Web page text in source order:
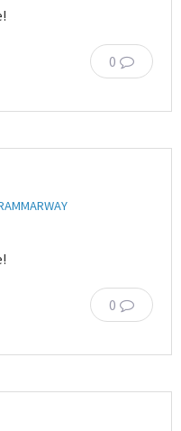
0
0